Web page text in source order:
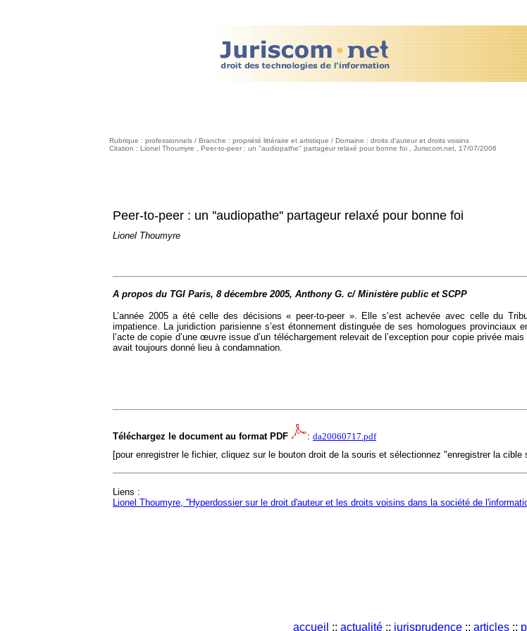
Rubrique : professionnels / Branche : propriété littéraire et artistique / Domaine : droits d'auteur et droits voisins
Citation : Lionel Thoumyre , Peer-to-peer : un ''audiopathe'' partageur relaxé pour bonne foi , Juriscom.net, 17/07/2006
Peer-to-peer : un ''audiopathe'' partageur relaxé pour bonne foi
Lionel Thoumyre
A propos du TGI Paris, 8 décembre 2005, Anthony G. c/ Ministère public et SCPP
L’année 2005 a été celle des décisions « peer-to-peer ». Elle s’est achevée avec celle du
impatience. La juridiction parisienne s’est étonnement distinguée de ses homologues
l’acte de copie d’une œuvre issue d’un téléchargement relevait de l’exception pour copie privée
avait toujours donné lieu à condamnation.
Téléchargez le document au format PDF : da20060717.pdf
[pour enregistrer le fichier, cliquez sur le bouton droit de la souris et sélectionnez "enregistrer la cible
Liens :
Lionel Thoumyre, ''Hyperdossier sur le droit d'auteur et les droits voisins dans la société de
accueil :: actualité :: jurisprudence :: articles ::